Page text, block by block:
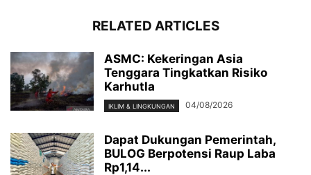
RELATED ARTICLES
ASMC: Kekeringan Asia
Tenggara Tingkatkan Risiko
Karhutla
IKLIM & LINGKUNGAN 04/08/2026
Dapat Dukungan Pemerintah,
BULOG Berpotensi Raup Laba
Rp1,14...